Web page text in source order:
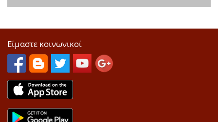
Είμαστε κοινωνικοί